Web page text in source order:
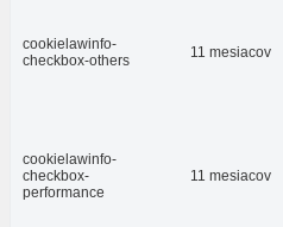
cookielawinfo-
checkbox-others
11 mesiacov
cookielawinfo-
checkbox-
performance
11 mesiacov